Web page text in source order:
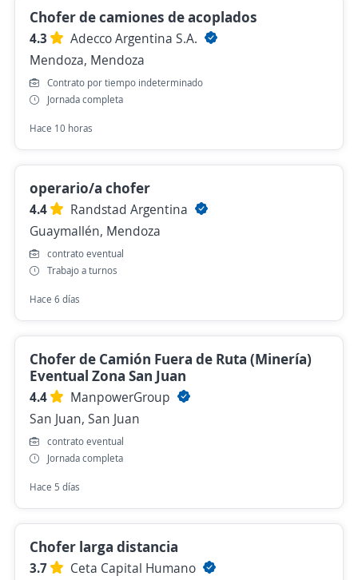
Chofer de camiones de acoplados
4.3
Adecco Argentina S.A.
Mendoza, Mendoza
Contrato por tiempo indeterminado
Jornada completa
Hace 10 horas
operario/a chofer
4.4
Randstad Argentina
Guaymallén, Mendoza
contrato eventual
Trabajo a turnos
Hace 6 días
Chofer de Camión Fuera de Ruta (Minería)
Eventual Zona San Juan
4.4
ManpowerGroup
San Juan, San Juan
contrato eventual
Jornada completa
Hace 5 días
Chofer larga distancia
3.7
Ceta Capital Humano